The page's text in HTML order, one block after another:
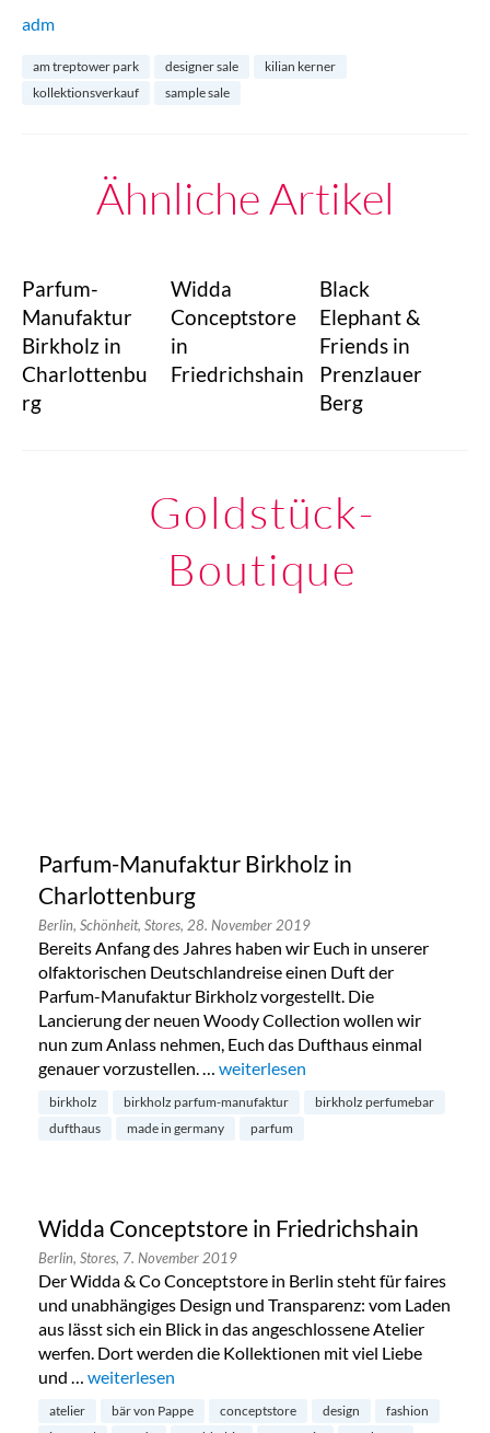
adm
am treptower park designer sale
kilian kerner
kollektionsverkauf
sample sale
Ähnliche Artikel
Parfum-
Manufaktur
Birkholz in
Charlottenbu
rg
Widda
Conceptstore
in
Friedrichshain
Black
Elephant &
Friends in
Prenzlauer
Berg
Goldstück-
Boutique
Parfum-Manufaktur Birkholz in
Charlottenburg
Berlin, Schönheit, Stores, 28. November 2019
Bereits Anfang des Jahres haben wir Euch in unserer
olfaktorischen Deutschlandreise einen Duft der
Parfum-Manufaktur Birkholz vorgestellt. Die
Lancierung der neuen Woody Collection wollen wir
nun zum Anlass nehmen, Euch das Dufthaus einmal
genauer vorzustellen. … „Parfum-Manufaktur Birkholz in
weiterlesen
birkholz birkholz parfum-manufaktur
birkholz perfumebar
dufthaus
made in germany parfum
Widda Conceptstore in Friedrichshain
Berlin, Stores, 7. November 2019
Der Widda & Co Conceptstore in Berlin steht für faires
und unabhängiges Design und Transparenz: vom Laden
aus lässt sich ein Blick in das angeschlossene Atelier
werfen. Dort werden die Kollektionen mit viel Liebe
und … „Widda Conceptstore in Friedrichshain“
weiterlesen
atelier bär von Pappe conceptstore design
fashion